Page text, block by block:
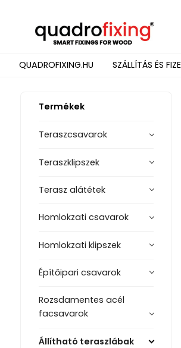
QUADROFIXING.HU SZÁLLÍTÁS ÉS
Termékek
Teraszcsavarok
Teraszklipszek
Terasz alátétek
Homlokzati csavarok
Homlokzati klipszek
Építőipari csavarok
Rozsdamentes acél
facsavarok
Állítható teraszlábak